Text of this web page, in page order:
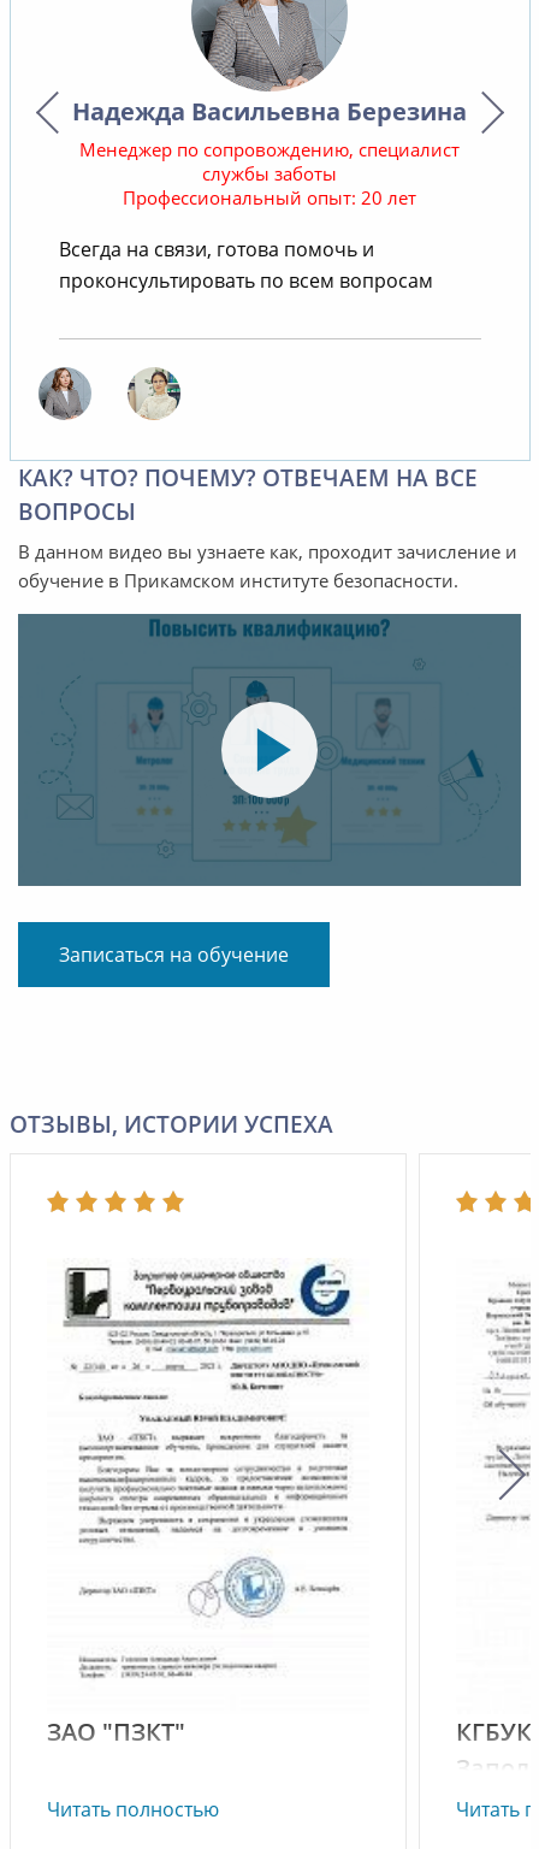
Надежда Васильевна Березина
Менеджер по сопровождению, специалист
службы заботы
Профессиональный опыт: 20 лет
Всегда на связи, готова помочь и
проконсультировать по всем вопросам
КАК? ЧТО? ПОЧЕМУ? ОТВЕЧАЕМ НА ВСЕ
ВОПРОСЫ
В данном видео вы узнаете как, проходит зачисление и
обучение в Прикамском институте безопасности.
Записаться на обучение
ОТЗЫВЫ, ИСТОРИИ УСПЕХА
ЗАО "ПЗКТ"
ЗАО "ПЗКТ" выражает искреннюю
Читать полностью
им.
Читать